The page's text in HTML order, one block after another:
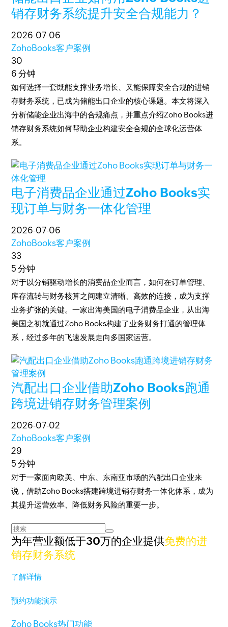
销存财务系统提升安全合规能力？
2026-07-06
ZohoBooks客户案例
30
6 分钟
如何选择一套既能支撑业务增长、又能保障安全合规的进销
存财务系统，已成为储能出口企业的核心课题。本文将深入
分析储能企业出海中的合规痛点，并重点介绍Zoho Books进
销存财务系统如何帮助企业构建安全合规的全球化运营体
系。
电子消费品企业通过Zoho Books实
现订单与财务一体化管理
2026-07-06
ZohoBooks客户案例
33
5 分钟
对于以分销驱动增长的消费品企业而言，如何在订单管理、
库存流转与财务核算之间建立清晰、高效的连接，成为支撑
业务扩张的关键。一家出海美国的电子消费品企业，从出海
美国之初就通过Zoho Books构建了业务财务打通的管理体
系，经过多年的飞速发展走向多国家运营。
汽配出口企业借助Zoho Books跑通
跨境进销存财务管理案例
2026-07-02
ZohoBooks客户案例
29
5 分钟
对于一家面向欧美、中东、东南亚市场的汽配出口企业来
说，借助Zoho Books搭建跨境进销存财务一体化体系，成为
其提升运营效率、降低财务风险的重要一步。
为年营业额低于30万的企业提供免费的进
销存财务系统
了解详情
预约功能演示
Zoho Books热门功能